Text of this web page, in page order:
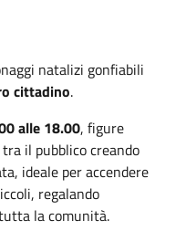
natalizi gonfiabili
cittadino.
alle 18.00, figure
il pubblico creando
ideale per accendere
regalando
la comunità.